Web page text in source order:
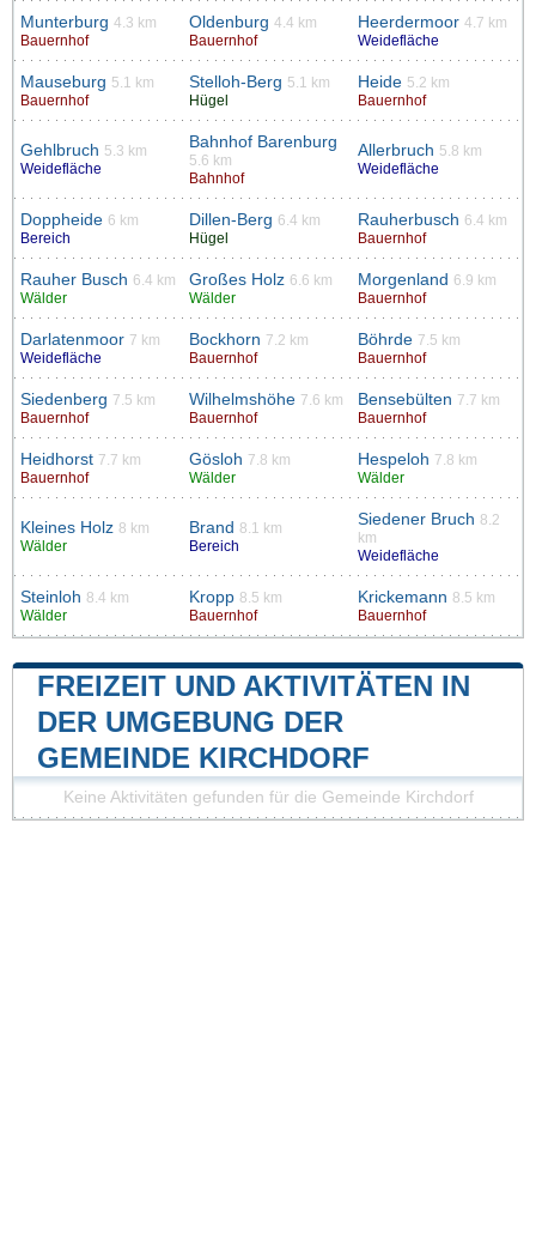
Munterburg 4.3 km
Bauernhof
Oldenburg 4.4 km
Bauernhof
Heerdermoor 4.7 km
Weidefläche
Mauseburg 5.1 km
Bauernhof
Stelloh-Berg 5.1 km
Hügel
Heide 5.2 km
Bauernhof
Gehlbruch 5.3 km
Weidefläche
Bahnhof Barenburg
5.6 km
Bahnhof
Allerbruch 5.8 km
Weidefläche
Doppheide 6 km
Bereich
Dillen-Berg 6.4 km
Hügel
Rauherbusch 6.4 km
Bauernhof
Rauher Busch 6.4 km
Wälder
Großes Holz 6.6 km
Wälder
Morgenland 6.9 km
Bauernhof
Darlatenmoor 7 km
Weidefläche
Bockhorn 7.2 km
Bauernhof
Böhrde 7.5 km
Bauernhof
Siedenberg 7.5 km
Bauernhof
Wilhelmshöhe 7.6 km
Bauernhof
Bensebülten 7.7 km
Bauernhof
Heidhorst 7.7 km
Bauernhof
Gösloh 7.8 km
Wälder
Hespeloh 7.8 km
Wälder
Kleines Holz 8 km
Wälder
Brand 8.1 km
Bereich
Siedener Bruch 8.2
km
Weidefläche
Steinloh 8.4 km
Wälder
Kropp 8.5 km
Bauernhof
Krickemann 8.5 km
Bauernhof
FREIZEIT UND AKTIVITÄTEN IN
DER UMGEBUNG DER
GEMEINDE KIRCHDORF
Keine Aktivitäten gefunden für die Gemeinde Kirchdorf